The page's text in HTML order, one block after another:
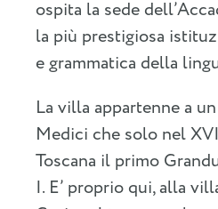
ospita la sede
la più prestigiosa
e grammatica della
La villa appartenne a
Medici che solo nel
Toscana il primo
I. E’ proprio qui, alla